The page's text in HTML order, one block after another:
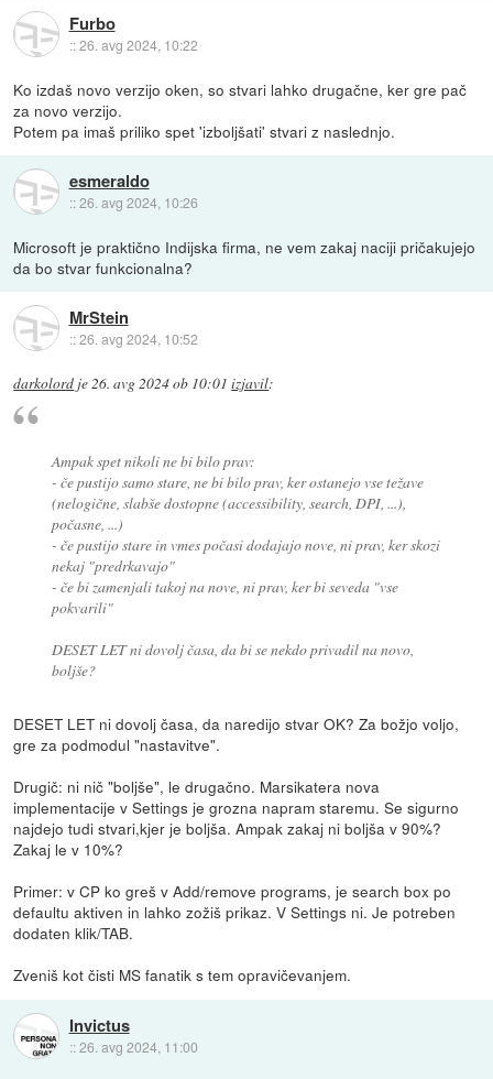
Furbo
::26. avg 2024, 10:22
Ko izdaš novo verzijo oken, so stvari lahko drugačne, ker gre pač
za novo verzijo.
Potem pa imaš priliko spet 'izboljšati' stvari z naslednjo.
esmeraldo
::26. avg 2024, 10:26
Microsoft je praktično Indijska firma, ne vem zakaj naciji pričakujejo
da bo stvar funkcionalna?
MrStein
::26. avg 2024, 10:52
darkolord je26. avg 2024 ob 10:01 izjavil:
Ampak spet nikoli ne bi bilo prav:
- če pustijo samo stare, ne bi bilo prav, ker ostanejo vse težave
(nelogične, slabše dostopne (accessibility, search, DPI, ...),
počasne, ...)
- če pustijo stare in vmes počasi dodajajo nove, ni prav, ker skozi
nekaj "predrkavajo"
- če bi zamenjali takoj na nove, ni prav, ker bi seveda "vse
pokvarili"
DESET LET ni dovolj časa, da bi se nekdo privadil na novo,
boljše?
DESET LET ni dovolj časa, da naredijo stvar OK? Za božjo voljo,
gre za podmodul "nastavitve".
Drugič: ni nič "boljše", le drugačno. Marsikatera nova
implementacije v Settings je grozna napram staremu. Se sigurno
najdejo tudi stvari,kjer je boljša. Ampak zakaj ni boljša v 90%?
Zakaj le v 10%?
Primer: v CP ko greš v Add/remove programs, je search box po
defaultu aktiven in lahko zožiš prikaz. V Settings ni. Je potreben
dodaten klik/TAB.
Zveniš kot čisti MS fanatik s tem opravičevanjem.
Invictus
::26. avg 2024, 11:00